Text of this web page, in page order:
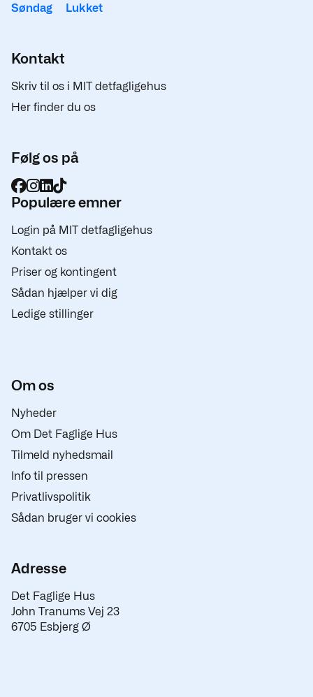
Søndag
Lukket
Kontakt
Skriv til os i MIT detfagligehus
Her finder du os
Følg os på
Populære emner
Login på MIT detfagligehus
Kontakt os
Priser og kontingent
Sådan hjælper vi dig
Ledige stillinger
Om os
Nyheder
Om Det Faglige Hus
Tilmeld nyhedsmail
Info til pressen
Privatlivspolitik
Sådan bruger vi cookies
Adresse
Det Faglige Hus
John Tranums Vej 23
6705 Esbjerg Ø